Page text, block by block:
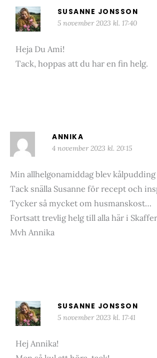
SUSANNE JONSSON
5 november 2023 kl. 17:40
Heja Du Ami!
Tack, hoppas att du har en fin helg.
ANNIKA
4 november 2023 kl. 20:15
Min allhelgonamiddag blev kålpudding
Tack snälla Susanne för recept och
Tycker så mycket om husmanskost…
Fortsatt trevlig helg till alla här i
Mvh Annika
SUSANNE JONSSON
5 november 2023 kl. 17:41
Hej Annika!